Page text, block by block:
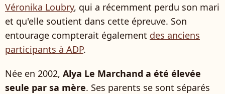
Véronika Loubry, qui a récemment perdu son mari
et qu'elle soutient dans cette épreuve. Son
entourage compterait également des anciens
participants à ADP.
Née en 2002, Alya Le Marchand a été élevée
seule par sa mère. Ses parents se sont séparés